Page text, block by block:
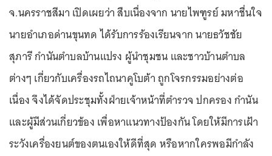
จ.นครราชสีมา เปิดเผยว่า สืบเนื่องจาก นายไพฑูรย์ มหาชื่นใจ
นายอำเภอด่านขุนทด ได้รับการร้องเรียนจาก นายธวัชชัย
สุภารี กำนันตำบลบ้านแปรง ผู้นำชุมชน และชาวบ้านตำบล
ต่างๆ เกี่ยวกับเครื่องรถไถนาคูโบต้า ถูกโจรกรรมอย่างต่อ
เนื่อง จึงได้จัดประชุมทั้งฝ่ายเจ้าหน้าที่ตำรวจ ปกครอง กำนัน
และผู้มีส่วนเกี่ยวข้อง เพื่อหาแนวทางป้องกัน โดยให้มีการเฝ้า
ระวังเครื่องยนต์ของตนเองให้ดีที่สุด หรือหากใครพอมีกำลัง